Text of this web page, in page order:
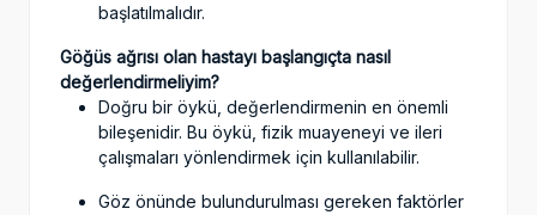
başlatılmalıdır.
Göğüs ağrısı olan hastayı başlangıçta nasıl
değerlendirmeliyim?
Doğru bir öykü, değerlendirmenin en önemli
bileşenidir. Bu öykü, fizik muayeneyi ve ileri
çalışmaları yönlendirmek için kullanılabilir.
Göz önünde bulundurulması gereken faktörler